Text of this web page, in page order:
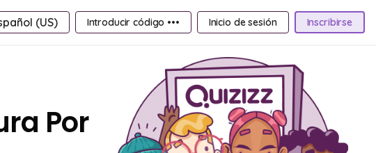
(US) Introducir código ••• Inicio de sesión Inscribirse
Por